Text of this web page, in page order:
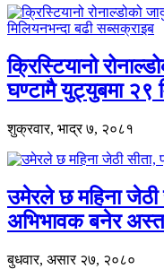
क्रिस्टियानो
घण्टामै युट्युबमा २९
शुक्रवार, भाद्र ७, २०८१
उमेरले छ महिना
अभिभावक बनेर
बुधवार, असार २७, २०८०